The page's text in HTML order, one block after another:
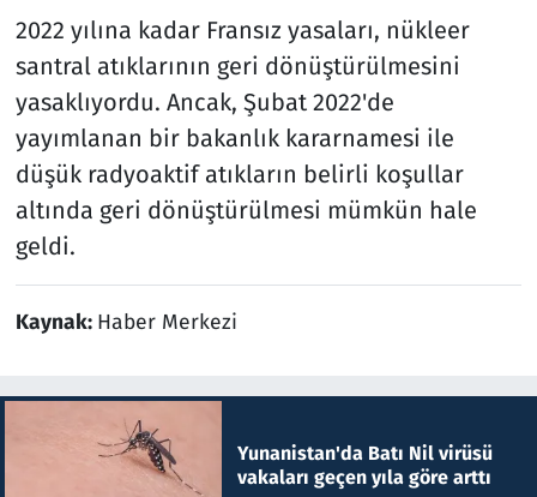
2022 yılına kadar Fransız yasaları, nükleer
santral atıklarının geri dönüştürülmesini
yasaklıyordu. Ancak, Şubat 2022'de
yayımlanan bir bakanlık kararnamesi ile
düşük radyoaktif atıkların belirli koşullar
altında geri dönüştürülmesi mümkün hale
geldi.
Kaynak: Haber Merkezi
Yunanistan'da Batı Nil virüsü
vakaları geçen yıla göre arttı